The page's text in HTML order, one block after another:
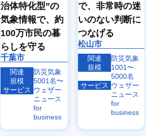
エ
ア
ラ
イ
ン
気
象
ヘリ
コプ
ー・
小型
機気
治体特化型”の
気象情報で、約
100万市民の暮
らしを守る
千葉市
関連
防災気象
規模
5001名〜
サービス ウェザー
ニュース
for
business
で、非常時の迷
いのない判断に
つなげる
松山市
関連
防災気象
規模
1001〜
5000名
サービス ウェザー
ニュース
for
business